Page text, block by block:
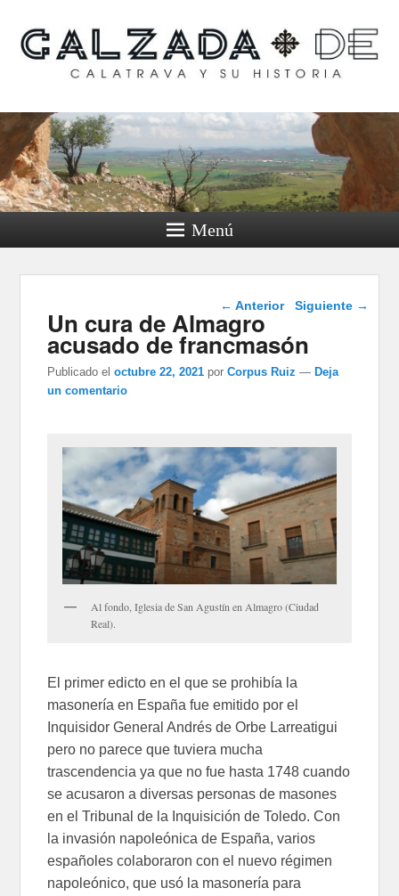
Calzada de Calatrava y
su historia
Menú
Navegación de
entradas
← Anterior Siguiente →
Un cura de Almagro
acusado de francmasón
Publicado el octubre 22, 2021 porCorpus Ruiz — Deja
un comentario
Al fondo, Iglesia de San Agustín en Almagro (Ciudad
Real).
El primer edicto en el que se prohibía la
masonería en España fue emitido por el
Inquisidor General Andrés de Orbe Larreatigui
pero no parece que tuviera mucha
trascendencia ya que no fue hasta 1748 cuando
se acusaron a diversas personas de masones
en el Tribunal de la Inquisición de Toledo. Con
la invasión napoleónica de España, varios
españoles colaboraron con el nuevo régimen
napoleónico, que usó la masonería para